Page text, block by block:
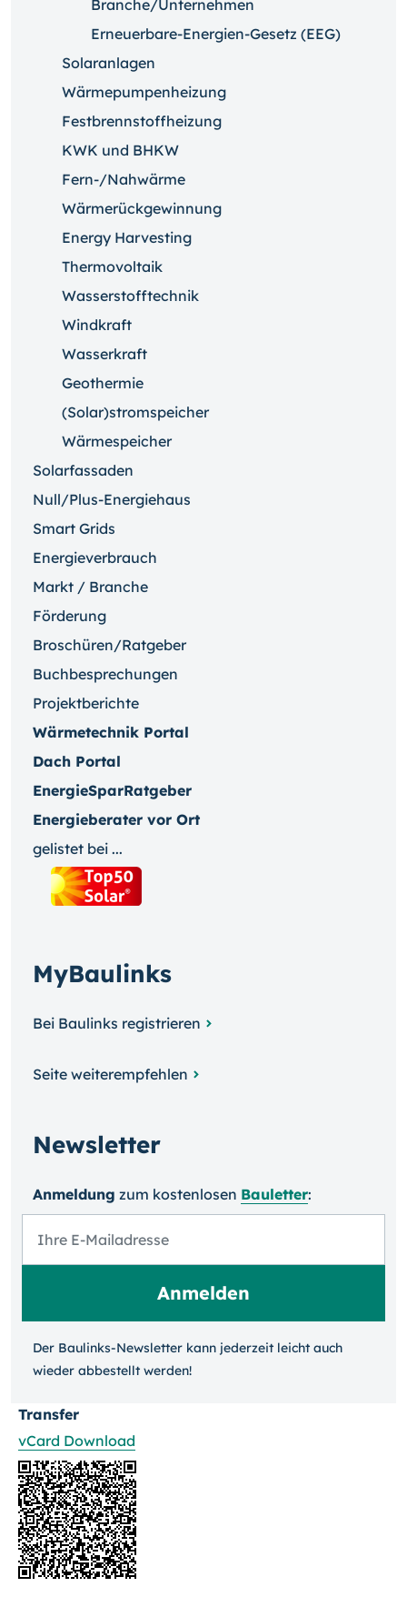
Branche/Unternehmen
Erneuerbare-Energien-Gesetz (EEG)
Solaranlagen
Wärmepumpenheizung
Festbrennstoffheizung
KWK und BHKW
Fern-/Nahwärme
Wärmerückgewinnung
Energy Harvesting
Thermovoltaik
Wasserstofftechnik
Windkraft
Wasserkraft
Geothermie
(Solar)stromspeicher
Wärmespeicher
Solarfassaden
Null/Plus-Energiehaus
Smart Grids
Energieverbrauch
Markt / Branche
Förderung
Broschüren/Ratgeber
Buchbesprechungen
Projektberichte
Wärmetechnik Portal
Dach Portal
EnergieSparRatgeber
Energieberater vor Ort
gelistet bei ...
MyBaulinks
Bei Baulinks registrieren
Seite weiterempfehlen
Newsletter
Anmeldung zum kosten­losen Bauletter:
Der Baulinks-Newsletter kann jeder­zeit leicht auch
wieder ab­bestellt werden!
Transfer
vCard Download